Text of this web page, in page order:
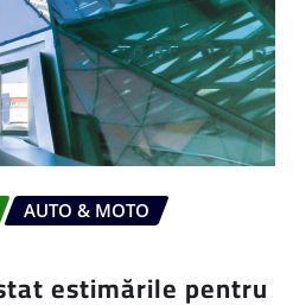
AUTO & MOTO
estimările pentru